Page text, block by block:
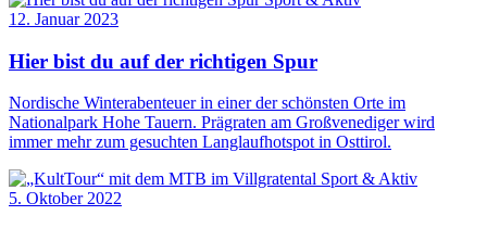
12. Januar 2023
Hier bist du auf der richtigen Spur
Nordische Winterabenteuer in einer der schönsten Orte im
Nationalpark Hohe Tauern. Prägraten am Großvenediger wird
immer mehr zum gesuchten Langlaufhotspot in Osttirol.
Sport & Aktiv
5. Oktober 2022